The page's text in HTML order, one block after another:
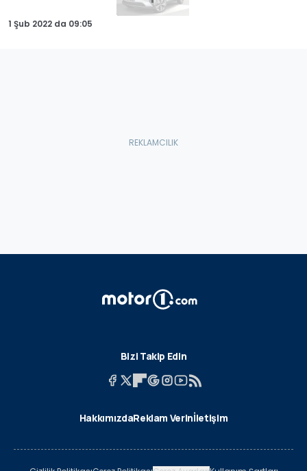
1 Şub 2022 da 09:05
Bizi Takip Edin
HakkımızdaReklam Verinİletişim